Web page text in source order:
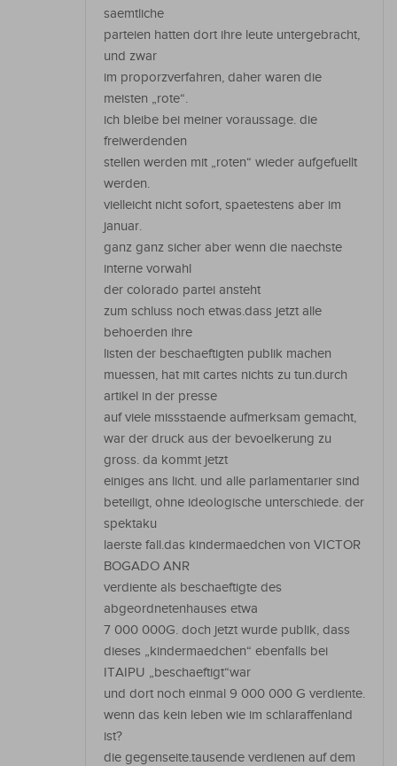
saemtliche
parteien hatten dort ihre leute untergebracht,
und zwar
im proporzverfahren, daher waren die
meisten „rote“.
ich bleibe bei meiner voraussage. die
freiwerdenden
stellen werden mit „roten“ wieder aufgefuellt
werden.
vielleicht nicht sofort, spaetestens aber im
januar.
ganz ganz sicher aber wenn die naechste
interne vorwahl
der colorado partei ansteht
zum schluss noch etwas.dass jetzt alle
behoerden ihre
listen der beschaeftigten publik machen
muessen, hat mit cartes nichts zu tun.durch
artikel in der presse
auf viele missstaende aufmerksam gemacht,
war der druck aus der bevoelkerung zu
gross. da kommt jetzt
einiges ans licht. und alle parlamentarier sind
beteiligt, ohne ideologische unterschiede. der
spektaku
laerste fall.das kindermaedchen von VICTOR
BOGADO ANR
verdiente als beschaeftigte des
abgeordnetenhauses etwa
7 000 000G. doch jetzt wurde publik, dass
dieses „kindermaedchen“ ebenfalls bei
ITAIPU „beschaeftigt“war
und dort noch einmal 9 000 000 G verdiente.
wenn das kein leben wie im schlaraffenland
ist?
die gegenseite.tausende verdienen auf dem